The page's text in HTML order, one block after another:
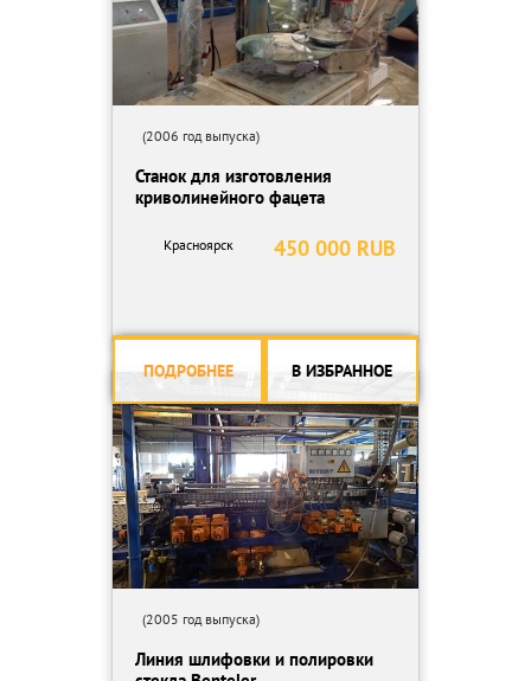
(2006 год выпуска)
Станок для изготовления
криволинейного фацета
450 000 RUB
Красноярск
ПОДРОБНЕЕ В ИЗБРАННОЕ
(2005 год выпуска)
Линия шлифовки и полировки